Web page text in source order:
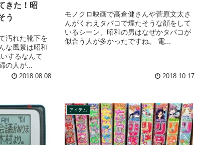
きた！昭
う
汚れた靴下を
な風景は昭和
するなんて
の人が...
2018.08.08
モノクロ映画で高倉健さんや菅原文太さ
んがくわえタバコで煙たそうな顔をして
いるシーン、昭和の男はなぜかタバコが
似合う人が多かったですね。 電...
2018.10.17
アイテム